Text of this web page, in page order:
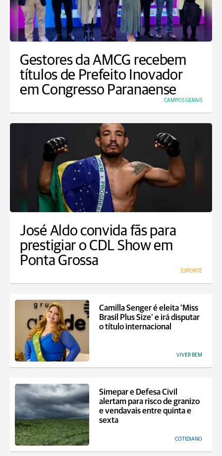
Gestores da AMCG recebem
títulos de Prefeito Inovador
em Congresso Paranaense
CAMPOS GERAIS
José Aldo convida fãs para
prestigiar o CDL Show em
Ponta Grossa
ESPORTE
Camilla Senger é eleita ‘Miss
Brasil Plus Size’ e irá disputar
o título internacional
VIVER BEM
Simepar e Defesa Civil
alertam para risco de granizo
e vendavais entre quinta e
sexta
COTIDIANO